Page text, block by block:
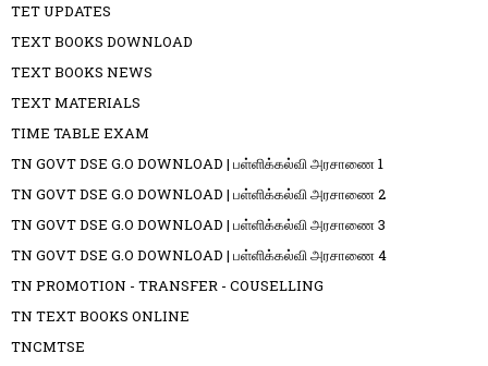
TET UPDATES
TEXT BOOKS DOWNLOAD
TEXT BOOKS NEWS
TEXT MATERIALS
TIME TABLE EXAM
TN GOVT DSE G.O DOWNLOAD | பள்ளிக்கல்வி அரசாணை 1
TN GOVT DSE G.O DOWNLOAD | பள்ளிக்கல்வி அரசாணை 2
TN GOVT DSE G.O DOWNLOAD | பள்ளிக்கல்வி அரசாணை 3
TN GOVT DSE G.O DOWNLOAD | பள்ளிக்கல்வி அரசாணை 4
TN PROMOTION - TRANSFER - COUSELLING
TN TEXT BOOKS ONLINE
TNCMTSE